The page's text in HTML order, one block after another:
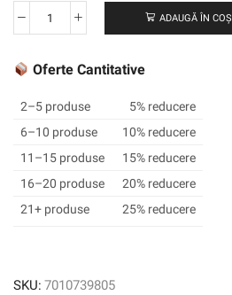
Cantitate
™
™
Finisaje
din
sticlă
Gradare,
SH2FGSD,
x
ADAUGĂ ÎN COȘ
Oferte Cantitative
2–5 produse
5% reducere
6–10 produse
10% reducere
11–15 produse
15% reducere
16–20 produse
20% reducere
21+ produse
25% reducere
SKU: 7010739805